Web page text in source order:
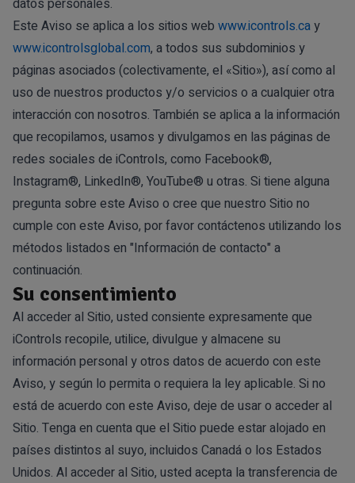
Este Aviso se aplica a los sitios web www.icontrols.cay
www.icontrolsglobal.com, a todos sus subdominios y
páginas asociados (colectivamente, el «Sitio»), así como al
uso de nuestros productos y/o servicios o a cualquier otra
interacción con nosotros. También se aplica a la información
que recopilamos, usamos y divulgamos en las páginas de
redes sociales de iControls, como Facebook®,
Instagram®, LinkedIn®, YouTube® u otras. Si tiene alguna
pregunta sobre este Aviso o cree que nuestro Sitio no
cumple con este Aviso, por favor contáctenos utilizando los
métodos listados en "Información de contacto" a
continuación.
Su consentimiento
Al acceder al Sitio, usted consiente expresamente que
iControls recopile, utilice, divulgue y almacene su
información personal y otros datos de acuerdo con este
Aviso, y según lo permita o requiera la ley aplicable. Si no
está de acuerdo con este Aviso, deje de usar o acceder al
Sitio. Tenga en cuenta que el Sitio puede estar alojado en
países distintos al suyo, incluidos Canadá o los Estados
Unidos. Al acceder al Sitio, usted acepta la transferencia de